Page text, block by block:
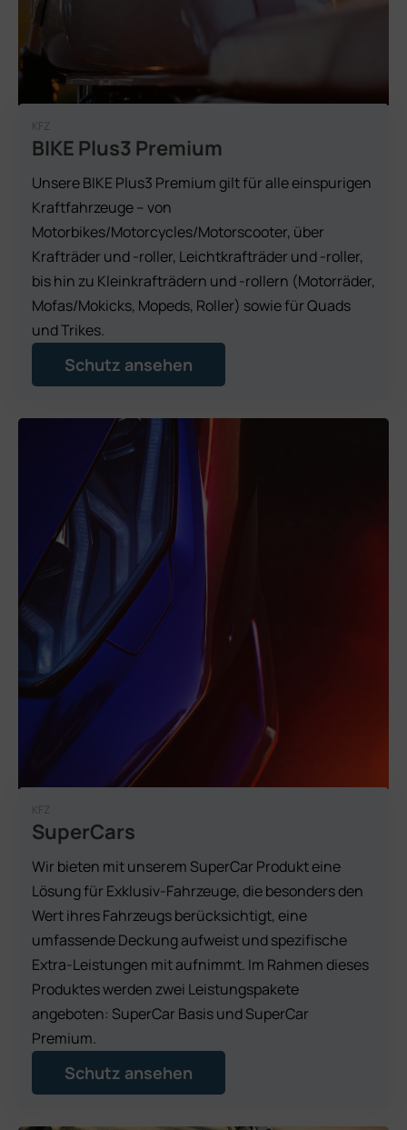
KFZ
BIKE Plus3 Premium
Unsere BIKE Plus3 Premium gilt für alle einspurigen
Kraftfahrzeuge – von
Motorbikes/Motorcycles/Motorscooter, über
Krafträder und -roller, Leichtkrafträder und -roller,
bis hin zu Kleinkrafträdern und -rollern (Motorräder,
Mofas/Mokicks, Mopeds, Roller) sowie für Quads
und Trikes.
Schutz ansehen
KFZ
SuperCars
Wir bieten mit unserem SuperCar Produkt eine
Lösung für Exklusiv-Fahrzeuge, die besonders den
Wert ihres Fahrzeugs berücksichtigt, eine
umfassende Deckung aufweist und spezifische
Extra-Leistungen mit aufnimmt. Im Rahmen dieses
Produktes werden zwei Leistungspakete
angeboten: SuperCar Basis und SuperCar
Premium.
Schutz ansehen